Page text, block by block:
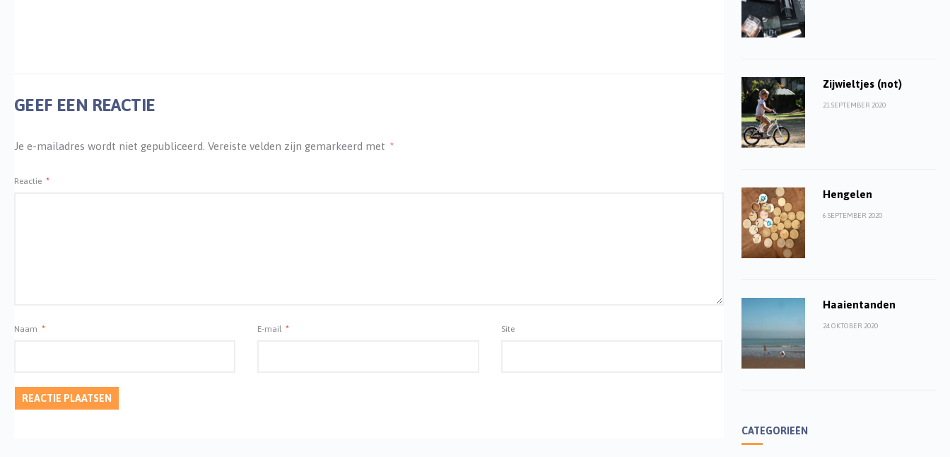
GEEF EEN REACTIE
Je e-mailadres wordt niet gepubliceerd. Vereiste velden zijn gemarkeerd met *
Reactie *
Naam * E-mail * Site
Zijwieltjes (not)
21 SEPTEMBER 2020
Hengelen
6 SEPTEMBER 2020
Haaientanden
24 OKTOBER 2020
CATEGORIEËN